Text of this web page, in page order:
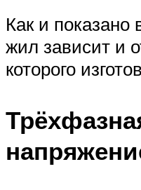
Как и показано
жил зависит и
которого